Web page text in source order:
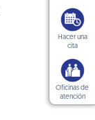
Hacer una
cita
Oficinas de
atención